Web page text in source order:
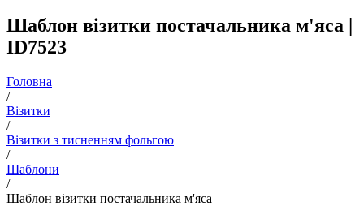
Шаблон візитки постачальника м'яса |
ID7523
Головна
/
Візитки
/
Візитки з тисненням фольгою
/
Шаблони
/
Шаблон візитки постачальника м'яса